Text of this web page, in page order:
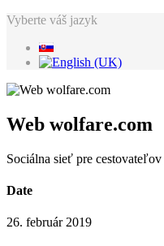
Vyberte váš jazyk
Web wolfare.com
Sociálna sieť pre cestovateľov
Date
26. február 2019